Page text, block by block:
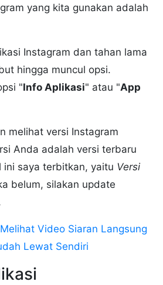
yang kita gunakan adalah
Instagram dan tahan lama
hingga muncul opsi.
"Info Aplikasi" atau "App
melihat versi Instagram
Anda adalah versi terbaru
ini saya terbitkan, yaitu Versi
belum, silakan update
Video Siaran Langsung
Lewat Sendiri